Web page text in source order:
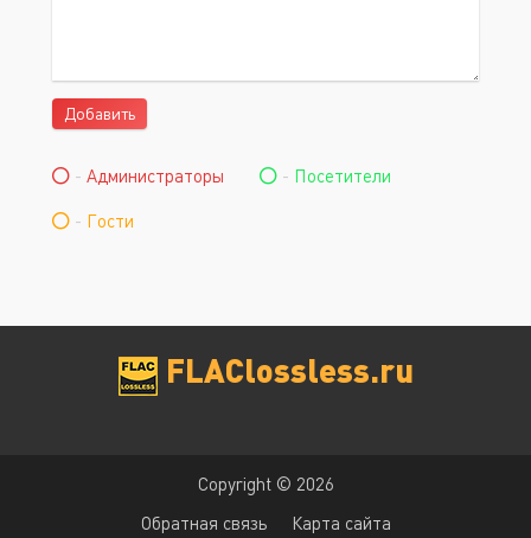
Добавить
- Администраторы - Посетители
- Гости
FLAClossless.ru
Copyright © 2026
Обратная связь
Карта сайта